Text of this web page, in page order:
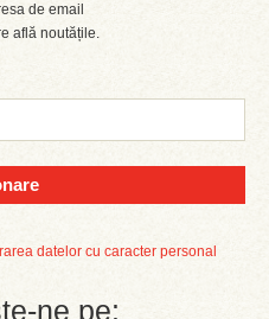
de email
află noutățile.
datelor cu caracter personal
ne pe: